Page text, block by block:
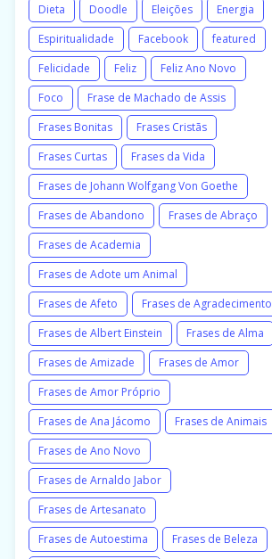
Dieta
Doodle Eleições
Energia
Espiritualidade
Facebook
featured
Felicidade
Feliz
Feliz Ano Novo
Foco
Frase de Machado de Assis
Frases Bonitas
Frases Cristãs
Frases Curtas
Frases da Vida
Frases de Johann Wolfgang Von Goethe
Frases de Abandono
Frases de Abraço
Frases de Academia
Frases de Adote um Animal
Frases de Afeto
Frases de Agradecimento
Frases de Albert Einstein
Frases de Alma
Frases de Amizade
Frases de Amor
Frases de Amor Próprio
Frases de Ana Jácomo
Frases de Animais
Frases de Ano Novo
Frases de Arnaldo Jabor
Frases de Artesanato
Frases de Autoestima
Frases de Beleza